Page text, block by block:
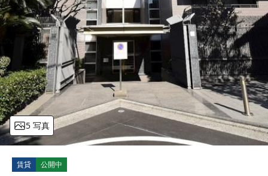
5 写真
賃貸 公開中